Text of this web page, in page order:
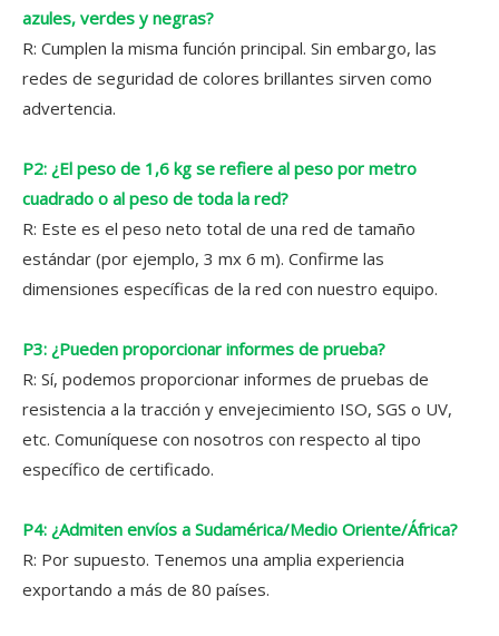
azules, verdes y negras?
R: Cumplen la misma función principal. Sin embargo, las
redes de seguridad de colores brillantes sirven como
advertencia.
P2: ¿El peso de 1,6 kg se refiere al peso por metro
cuadrado o al peso de toda la red?
R: Este es el peso neto total de una red de tamaño
estándar (por ejemplo, 3 mx 6 m). Confirme las
dimensiones específicas de la red con nuestro equipo.
P3: ¿Pueden proporcionar informes de prueba?
R: Sí, podemos proporcionar informes de pruebas de
resistencia a la tracción y envejecimiento ISO, SGS o UV,
etc. Comuníquese con nosotros con respecto al tipo
específico de certificado.
P4: ¿Admiten envíos a Sudamérica/Medio Oriente/África?
R: Por supuesto. Tenemos una amplia experiencia
exportando a más de 80 países.